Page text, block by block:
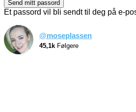
Et passord vil bli sendt til deg på e-
@moseplassen
45,1k Følgere